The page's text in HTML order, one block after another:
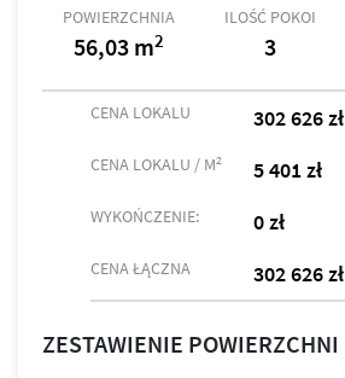
POWIERZCHNIA
56,03 m2
ILOŚĆ POKOI
3
CENA LOKALU 302 626 zł
CENA LOKALU / M2 5 401 zł
WYKOŃCZENIE: 0 zł
CENA ŁĄCZNA 302 626 zł
ZESTAWIENIE POWIERZCHNI